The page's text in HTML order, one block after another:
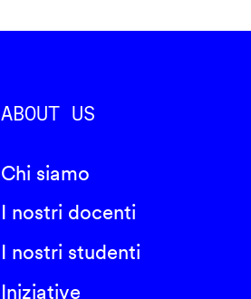
ABOUT US
Chi siamo
I nostri docenti
I nostri studenti
Iniziative